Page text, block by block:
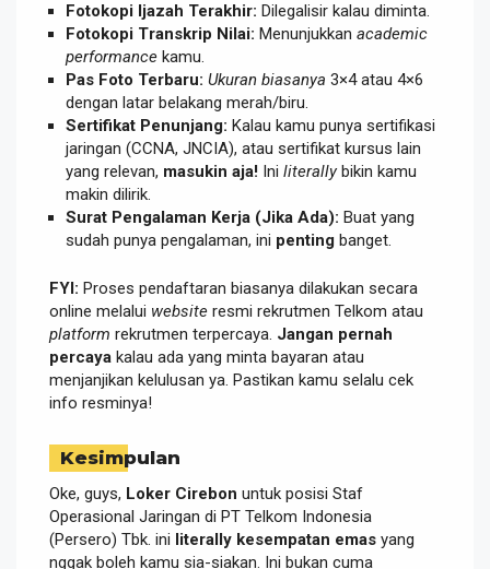
Fotokopi Ijazah Terakhir: Dilegalisir kalau diminta.
Fotokopi Transkrip Nilai: Menunjukkan academic
performance kamu.
Pas Foto Terbaru: Ukuran biasanya 3×4 atau 4×6
dengan latar belakang merah/biru.
Sertifikat Penunjang: Kalau kamu punya sertifikasi
jaringan (CCNA, JNCIA), atau sertifikat kursus lain
yang relevan, masukin aja! Ini literallybikin kamu
makin dilirik.
Surat Pengalaman Kerja (Jika Ada): Buat yang
sudah punya pengalaman, ini penting banget.
FYI: Proses pendaftaran biasanya dilakukan secara
online melalui website resmi rekrutmen Telkom atau
platform rekrutmen terpercaya. Jangan pernah
percaya kalau ada yang minta bayaran atau
menjanjikan kelulusan ya. Pastikan kamu selalu cek
info resminya!
Kesimpulan
Oke, guys, Loker Cirebon untuk posisi Staf
Operasional Jaringan di PT Telkom Indonesia
(Persero) Tbk. ini literally kesempatan emas yang
nggak boleh kamu sia-siakan. Ini bukan cuma